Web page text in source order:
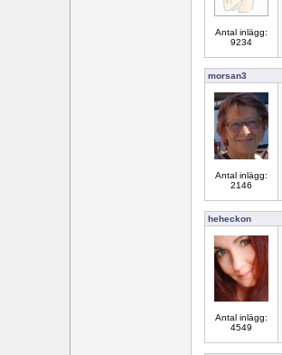
Antal inlägg:
9234
morsan3
Antal inlägg:
2146
heheckon
Antal inlägg:
4549